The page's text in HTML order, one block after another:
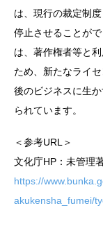
は、現行の裁定制
停止させることが
は、著作権者等と
ため、新たなライ
後のビジネスに生
られています。
＜参考URL＞
文化庁HP：未管理
https://
akukensha_fumei/